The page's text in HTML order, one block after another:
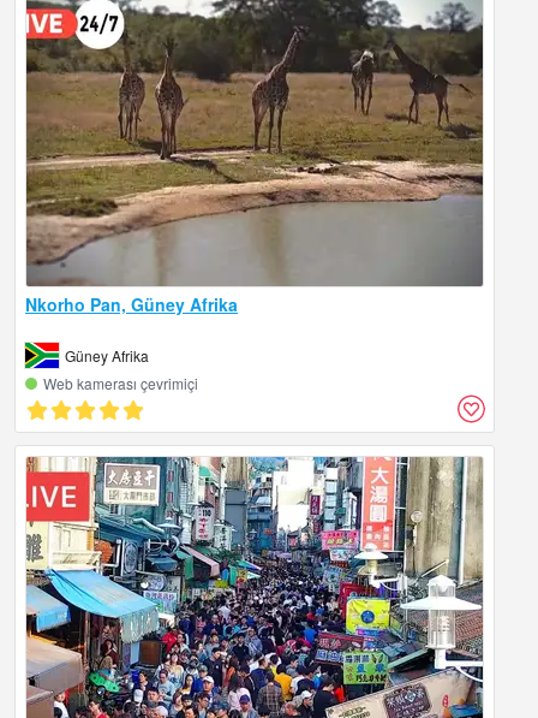
Nkorho Pan, Güney Afrika
Güney Afrika
Web kamerası çevrimiçi